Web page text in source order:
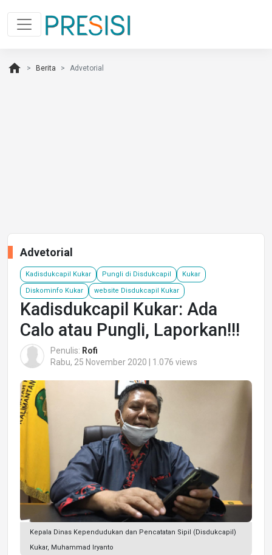
home Berita Advetorial
Advetorial
Kadisdukcapil Kukar Pungli di Disdukcapil Kukar
Diskominfo Kukar website Disdukcapil Kukar
Kadisdukcapil Kukar: Ada
Calo atau Pungli, Laporkan!!!
Penulis: Rofi
Rabu, 25 November 2020 | 1.076 views
Kepala Dinas Kependudukan dan Pencatatan Sipil (Disdukcapil)
Kukar, Muhammad Iryanto